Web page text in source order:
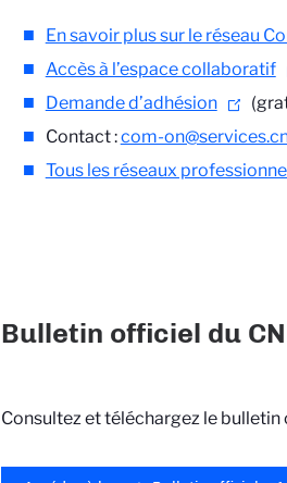
En savoir plus sur le réseau
Accès à l’espace collaboratif
Demande d’adhésion
Contact :com-
Tous les réseaux
Bulletin officiel du
Consultez et téléchargez le